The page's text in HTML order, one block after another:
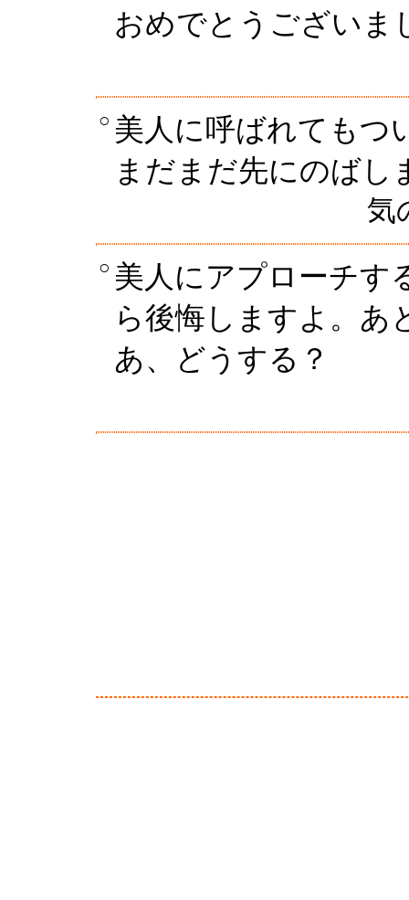
おめでとうございま
○ 美人に呼ばれてもつ
まだまだ先にのばし
気
○ 美人にアプローチす
ら後悔しますよ。あ
あ、どうする？